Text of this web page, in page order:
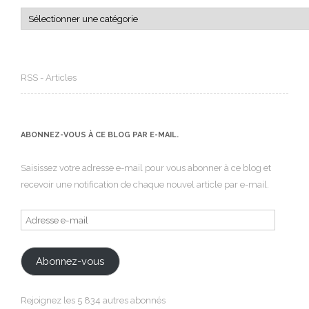
Catégories
RSS - Articles
ABONNEZ-VOUS À CE BLOG PAR E-MAIL.
Saisissez votre adresse e-mail pour vous abonner à ce blog et
recevoir une notification de chaque nouvel article par e-mail.
Adresse
e-
mail
Abonnez-vous
Rejoignez les 5 834 autres abonnés